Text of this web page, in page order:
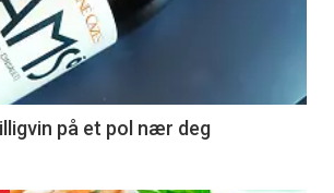
på et pol nær deg